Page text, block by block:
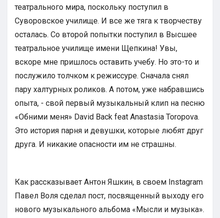
театрального мира, поскольку поступил в
Суворовское училище. И все же тяга к творчеству
осталась. Со второй попытки поступил в Высшее
театральное училище имени Щепкина! Увы,
вскоре мне пришлось оставить учебу. Но это-то и
послужило толчком к режиссуре. Сначала снял
пару халтурных роликов. А потом, уже набравшись
опыта, - свой первый музыкальный клип на песню
«Обними меня» David Back feat Anastasia Toropova.
Это история парня и девушки, которые любят друг
друга. И никакие опасности им не страшны.
Как рассказывает Антон Яшкин, в своем Instagram
Павел Воля сделал пост, посвященный выходу его
нового музыкального альбома «Мысли и музыка».